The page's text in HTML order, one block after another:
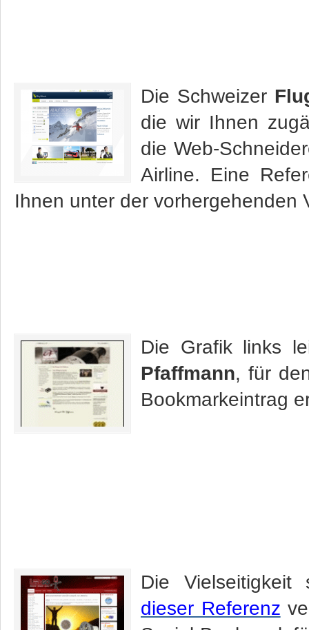
Die Schweizer
die wir Ihnen
die Web-
Airline. Eine
Ihnen unter der vorhergehenden
Die Grafik links
Pfaffmann, für
Bookmarkeintrag
Die Vielseitigkeit
dieser Referenz